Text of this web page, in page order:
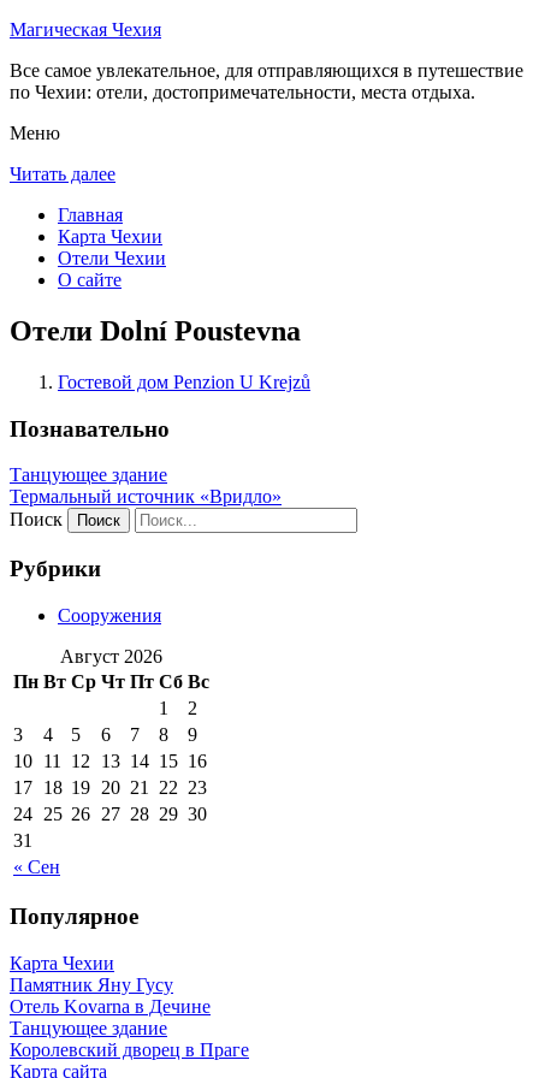
Магическая Чехия
Все самое увлекательное, для отправляющихся в путешествие
по Чехии: отели, достопримечательности, места отдыха.
Меню
Читать далее
Главная
Карта Чехии
Отели Чехии
О сайте
Отели Dolní Poustevna
Гостевой дом Penzion U Krejzů
Познавательно
Танцующее здание
Термальный источник «Вридло»
Поиск
Рубрики
Сооружения
Август 2026
Пн Вт Ср Чт Пт Сб Вс
« Сен
1
2
3
4 5 6 7 8
9
10 11 12 13 14 15 16
17 18 19 20 21 22 23
24 25 26 27 28 29 30
31
Популярное
Карта Чехии
Памятник Яну Гусу
Отель Kovarna в Дечине
Танцующее здание
Королевский дворец в Праге
Карта сайта